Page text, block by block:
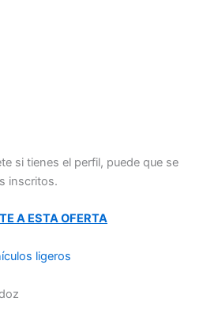
si tienes el perfil, puede que se
inscritos.
A ESTA OFERTA
ligeros